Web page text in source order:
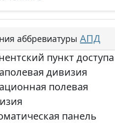
аббревиатуры АПД
пункт доступа
дивизия
полевая
панель